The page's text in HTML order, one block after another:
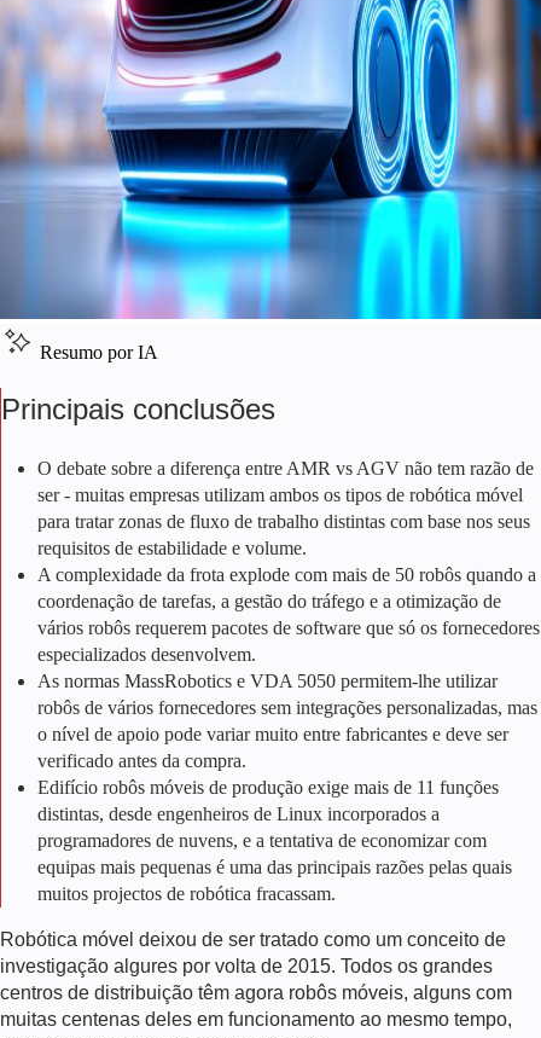
Resumo por IA
Principais conclusões
O debate sobre a diferença entre AMR vs AGV não tem razão de
ser - muitas empresas utilizam ambos os tipos de robótica móvel
para tratar zonas de fluxo de trabalho distintas com base nos seus
requisitos de estabilidade e volume.
A complexidade da frota explode com mais de 50 robôs quando a
coordenação de tarefas, a gestão do tráfego e a otimização de
vários robôs requerem pacotes de software que só os fornecedores
especializados desenvolvem.
As normas MassRobotics e VDA 5050 permitem-lhe utilizar
robôs de vários fornecedores sem integrações personalizadas, mas
o nível de apoio pode variar muito entre fabricantes e deve ser
verificado antes da compra.
Edifício robôs móveis de produção exige mais de 11 funções
distintas, desde engenheiros de Linux incorporados a
programadores de nuvens, e a tentativa de economizar com
equipas mais pequenas é uma das principais razões pelas quais
muitos projectos de robótica fracassam.
Robótica móvel deixou de ser tratado como um conceito de
investigação algures por volta de 2015. Todos os grandes
centros de distribuição têm agora robôs móveis, alguns com
muitas centenas deles em funcionamento ao mesmo tempo,